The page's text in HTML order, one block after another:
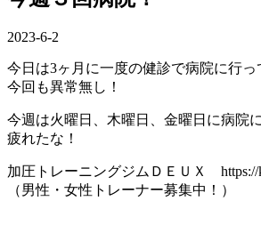
2023-6-2
今日は3ヶ月に一度の健診で病院に行っ
今回も異常無し！
今週は火曜日、木曜日、金曜日に病院
疲れたな！
加圧トレーニングジムＤＥＵＸ https://
（男性・女性トレーナー募集中！）